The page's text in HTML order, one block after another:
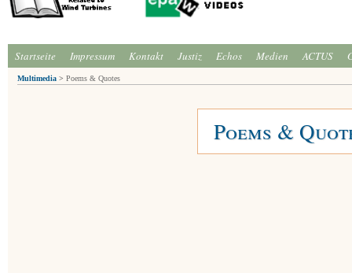
Startseite Impressum Kontakt Justiz Echos Medien ACTUS
Multimedia > Poems & Quotes
Poems &